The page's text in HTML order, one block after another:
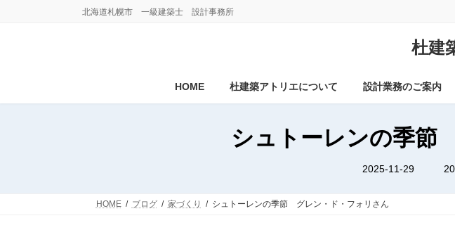
北海道札幌市 一級建築士 設計事務所
杜建
HOME 杜建築アトリエについて 設計業務のご案内
シュトーレンの季
2025-11-29
最
終
HOME ブログ 家づくり シュトーレンの季節 グレン・ド・フォリさん